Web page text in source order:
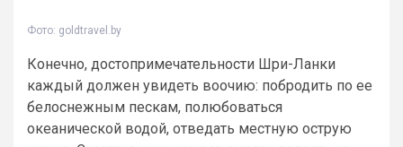
Фото: goldtravel.by
Конечно, достопримечательности Шри-Ланки
каждый должен увидеть воочию: побродить по ее
белоснежным пескам, полюбоваться
океанической водой, отведать местную острую